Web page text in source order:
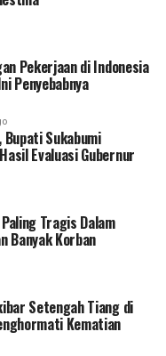
Pekerjaan di Indonesia
Penyebabnya
Bupati Sukabumi
Evaluasi Gubernur
Tragis Dalam
Banyak Korban
Setengah Tiang di
Kematian